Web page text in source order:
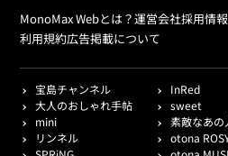
MonoMax Webとは？運営会社採用情報
利用規約広告掲載について
宝島チャンネル
InRed
大人のおしゃれ手帖
sweet
mini
素敵なあの
リンネル
otona